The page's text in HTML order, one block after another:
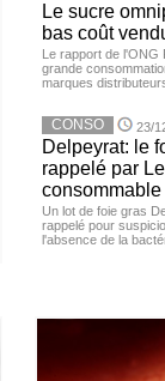
Le sucre
bas coût
Le rapport de l'ONG
grande
marques
CONSO 23/
Delpeyrat: le
rappelé par
consommable
Un lot de foie gras
rappelé pour
l'absence de la